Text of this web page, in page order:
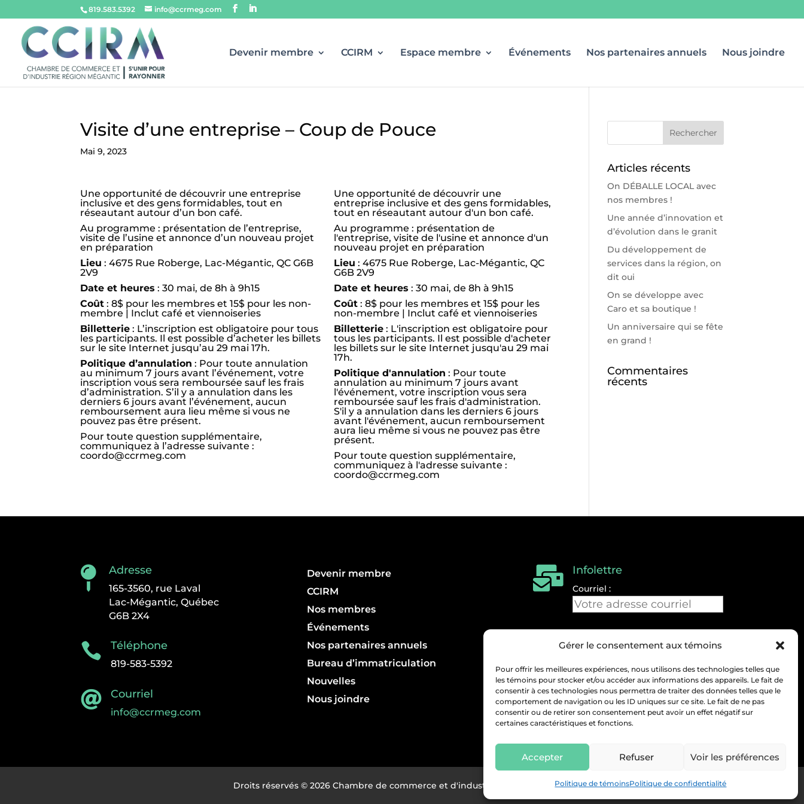
Gérer le consentement aux témoins
Pour offrir les meilleures expériences, nous utilisons des technologies telles que
les témoins pour stocker et/ou accéder aux informations des appareils. Le fait de
consentir à ces technologies nous permettra de traiter des données telles que le
comportement de navigation ou les ID uniques sur ce site. Le fait de ne pas
consentir ou de retirer son consentement peut avoir un effet négatif sur
certaines caractéristiques et fonctions.
Accepter Refuser Voir les préférences
Politique de témoinsPolitique de confidentialité
819.583.5392 info@ccrmeg.com
Devenir membre CCIRM Espace membre Événements Nos partenaires annuels Nous joindre
Visite d’une entreprise – Coup de Pouce
Mai 9, 2023
Une opportunité de découvrir une
entreprise inclusive et des gens formidables,
tout en réseautant autour d'un bon café.
Au programme : présentation de
l'entreprise, visite de l'usine et annonce d'un
nouveau projet en préparation
Lieu : 4675 Rue Roberge, Lac-Mégantic, QC
G6B 2V9
Date et heures : 30 mai, de 8h à 9h15
Coût : 8$ pour les membres et 15$ pour les
non-membre | Inclut café et viennoiseries
Billetterie : L'inscription est obligatoire pour
tous les participants. Il est possible d'acheter
les billets sur le site Internet jusqu'au 29 mai
17h.
Politique d'annulation : Pour toute
annulation au minimum 7 jours avant
l'événement, votre inscription vous sera
remboursée sauf les frais d'administration.
S'il y a annulation dans les derniers 6 jours
avant l'événement, aucun remboursement
aura lieu même si vous ne pouvez pas être
présent.
Pour toute question supplémentaire,
communiquez à l'adresse suivante :
coordo@ccrmeg.com
Une opportunité de découvrir une entreprise
inclusive et des gens formidables, tout en
réseautant autour d’un bon café.
Au programme : présentation de l’entreprise,
visite de l’usine et annonce d’un nouveau projet
en préparation
Lieu : 4675 Rue Roberge, Lac-Mégantic, QC G6B
2V9
Date et heures : 30 mai, de 8h à 9h15
Coût : 8$ pour les membres et 15$ pour les non-
membre | Inclut café et viennoiseries
Billetterie : L’inscription est obligatoire pour tous
les participants. Il est possible d’acheter les billets
sur le site Internet jusqu’au 29 mai 17h.
Politique d’annulation : Pour toute annulation
au minimum 7 jours avant l’événement, votre
inscription vous sera remboursée sauf les frais
d’administration. S’il y a annulation dans les
derniers 6 jours avant l’événement, aucun
remboursement aura lieu même si vous ne
pouvez pas être présent.
Pour toute question supplémentaire,
communiquez à l’adresse suivante :
coordo@ccrmeg.com
Articles récents
On DÉBALLE LOCAL avec
nos membres !
Une année d’innovation et
d’évolution dans le granit
Du développement de
services dans la région, on
dit oui
On se développe avec
Caro et sa boutique !
Un anniversaire qui se fête
en grand !
Commentaires
récents
 Adresse
165-3560, rue Laval
Lac-Mégantic, Québec
G6B 2X4
 Téléphone
819-583-5392
 Courriel
info@ccrmeg.com
Devenir membre
CCIRM
Nos membres
Événements
Nos partenaires annuels
Bureau d’immatriculation
Nouvelles
Nous joindre
 Infolettre
Courriel :
Droits réservés © 2026 Chambre de commerce et d'industrie région Mégantic